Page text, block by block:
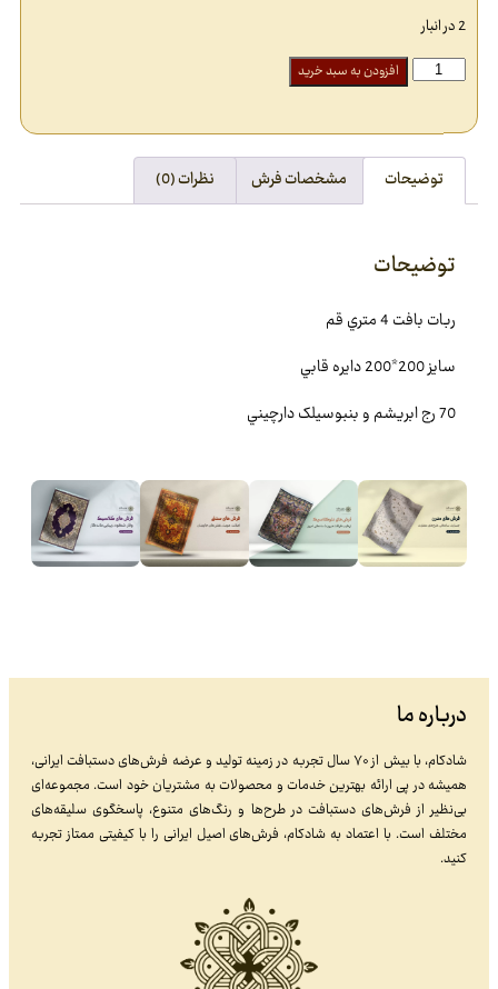
2 در انبار
افزودن به سبد خرید
توضیحات مشخصات فرش نظرات (0)
توضیحات
ربات بافت 4 متري قم
سایز 200*200 دايره قابي
70 رج ابريشم و بنبوسيلک دارچيني
درباره ما
شادکام، با بیش از ۷۰ سال تجربه در زمینه تولید و عرضه فرش‌های دستبافت ایرانی،
همیشه در پی ارائه بهترین خدمات و محصولات به مشتریان خود است. مجموعه‌ای
بی‌نظیر از فرش‌های دستبافت در طرح‌ها و رنگ‌های متنوع، پاسخگوی سلیقه‌های
مختلف است. با اعتماد به شادکام، فرش‌های اصیل ایرانی را با کیفیتی ممتاز تجربه
کنید.